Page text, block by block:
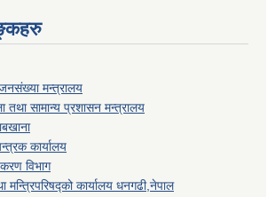
मन्त्रालय
तथा सामान्य प्रशासन मन्त्रालय
कार्यालय
विभाग
मन्त्रिपरिषद्को कार्यालय धनगढी,नेपाल